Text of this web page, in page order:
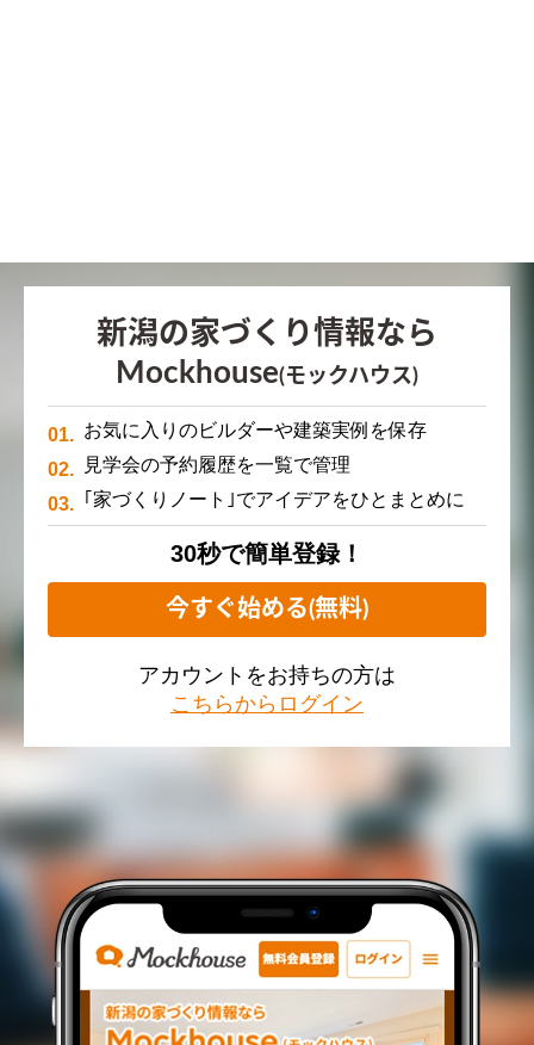
新潟の家づくり情報なら
Mockhouse(モックハウス)
お気に入りのビルダーや建築実例を保存
見学会の予約履歴を一覧で管理
｢家づくりノート｣でアイデアをひとまとめに
30秒で簡単登録！
今すぐ始める(無料)
アカウントをお持ちの方は
こちらからログイン